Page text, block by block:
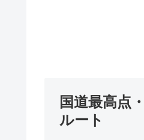
国道最高点
ルート